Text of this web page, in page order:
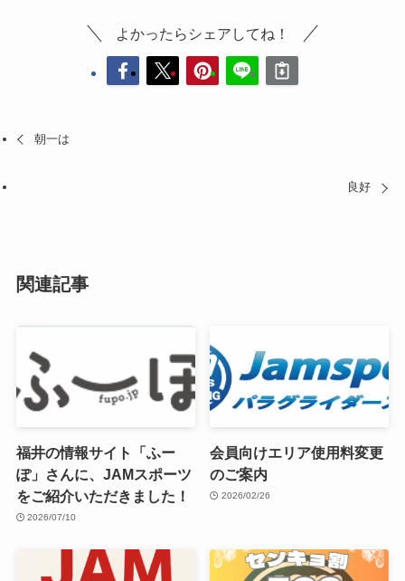
よかったらシェアしてね！
朝一は
良好
関連記事
福井の情報サイト「ふー
ぽ」さんに、JAMスポーツ
をご紹介いただきました！
2026/07/10
会員向けエリア使用料変更
のご案内
2026/02/26